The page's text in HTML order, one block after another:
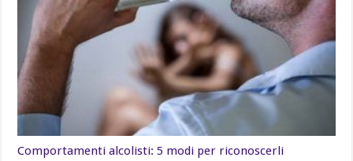
Comportamenti alcolisti: 5 modi per riconoscerli